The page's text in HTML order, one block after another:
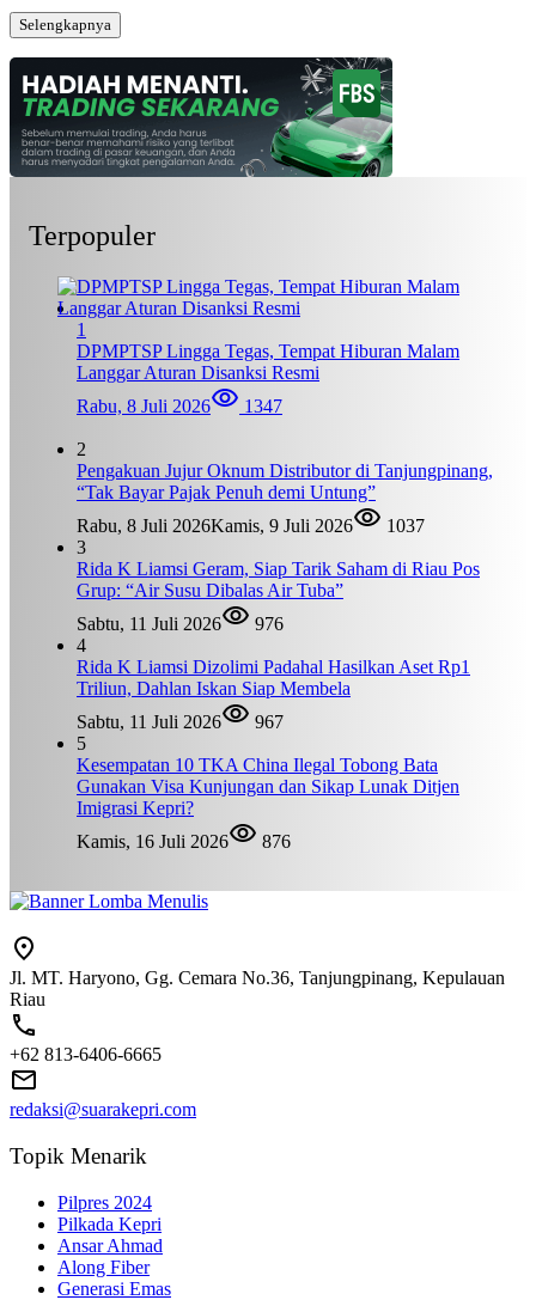
Selengkapnya
Terpopuler
1
DPMPTSP Lingga Tegas, Tempat Hiburan Malam
Langgar Aturan Disanksi Resmi
Rabu, 8 Juli 2026
1347
2
Pengakuan Jujur Oknum Distributor di Tanjungpinang,
“Tak Bayar Pajak Penuh demi Untung”
Rabu, 8 Juli 2026Kamis, 9 Juli 2026
1037
3
Rida K Liamsi Geram, Siap Tarik Saham di Riau Pos
Grup: “Air Susu Dibalas Air Tuba”
Sabtu, 11 Juli 2026
976
4
Rida K Liamsi Dizolimi Padahal Hasilkan Aset Rp1
Triliun, Dahlan Iskan Siap Membela
Sabtu, 11 Juli 2026
967
5
Kesempatan 10 TKA China Ilegal Tobong Bata
Gunakan Visa Kunjungan dan Sikap Lunak Ditjen
Imigrasi Kepri?
Kamis, 16 Juli 2026
876
Jl. MT. Haryono, Gg. Cemara No.36, Tanjungpinang, Kepulauan
Riau
+62 813-6406-6665
redaksi@suarakepri.com
Topik Menarik
Pilpres 2024
Pilkada Kepri
Ansar Ahmad
Along Fiber
Generasi Emas